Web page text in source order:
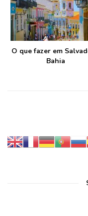
O que fazer em
Bahia